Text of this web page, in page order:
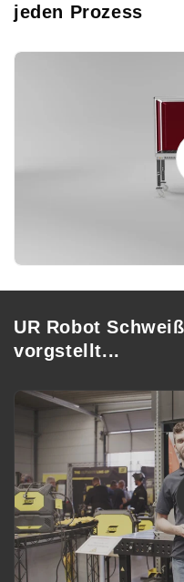
jeden Prozess
UR Robot
vorgstellt...